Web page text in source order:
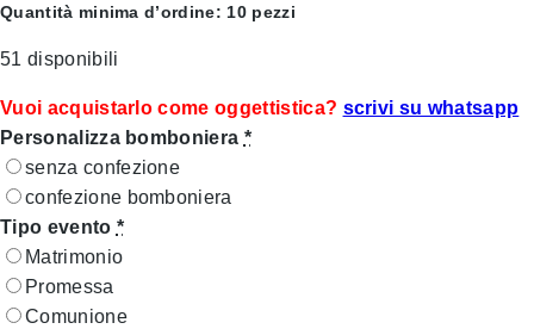
Quantità minima d’ordine: 10 pezzi
51 disponibili
Vuoi acquistarlo come oggettistica? scrivi su whatsapp
Personalizza bomboniera *
senza confezione
confezione bomboniera
Tipo evento *
Matrimonio
Promessa
Comunione